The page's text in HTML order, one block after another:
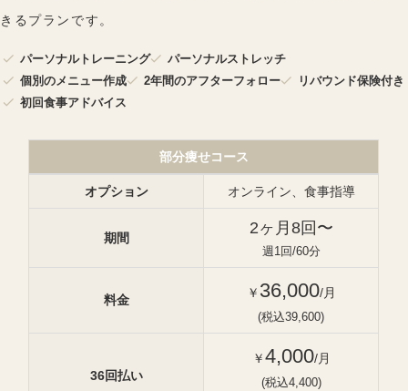
きるプランです。
パーソナルトレーニング
パーソナルストレッチ
個別のメニュー作成
2年間のアフターフォロー
リバウンド保険付き
初回食事アドバイス
部分痩せコース
オプション オンライン、食事指導
期間
2ヶ月8回〜
週1回/60分
料金 ￥ 36,000/月
(税込39,600)
36回払い
￥4,000/月
(税込4,400)